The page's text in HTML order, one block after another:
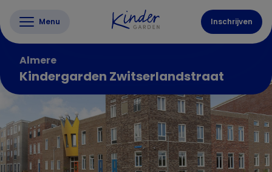
Menu Inschrijven
Almere
Kindergarden Zwitserlandstraat